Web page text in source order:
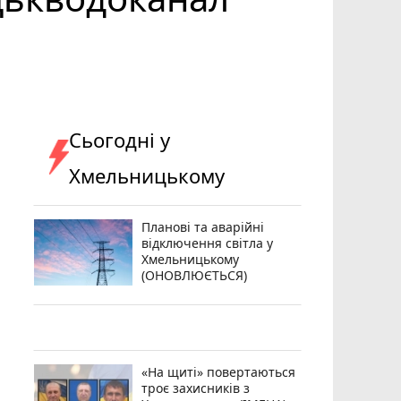
Сьогодні у
Хмельницькому
Планові та аварійні
відключення світла у
Хмельницькому
(ОНОВЛЮЄТЬСЯ)
«На щиті» повертаються
троє захисників з